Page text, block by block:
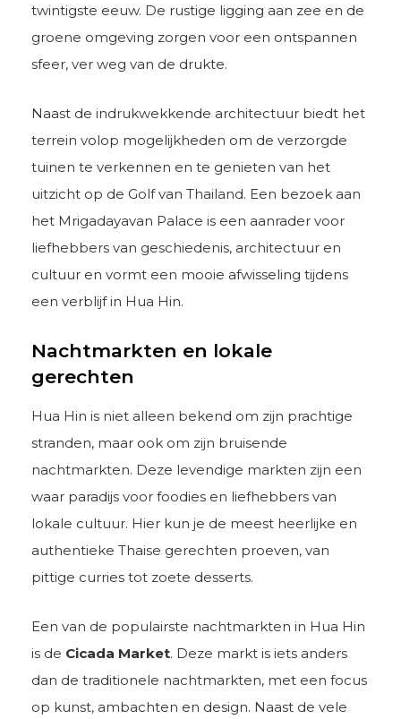
twintigste eeuw. De rustige ligging aan zee en de
groene omgeving zorgen voor een ontspannen
sfeer, ver weg van de drukte.
Naast de indrukwekkende architectuur biedt het
terrein volop mogelijkheden om de verzorgde
tuinen te verkennen en te genieten van het
uitzicht op de Golf van Thailand. Een bezoek aan
het Mrigadayavan Palace is een aanrader voor
liefhebbers van geschiedenis, architectuur en
cultuur en vormt een mooie afwisseling tijdens
een verblijf in Hua Hin.
Nachtmarkten en lokale
gerechten
Hua Hin is niet alleen bekend om zijn prachtige
stranden, maar ook om zijn bruisende
nachtmarkten. Deze levendige markten zijn een
waar paradijs voor foodies en liefhebbers van
lokale cultuur. Hier kun je de meest heerlijke en
authentieke Thaise gerechten proeven, van
pittige curries tot zoete desserts.
Een van de populairste nachtmarkten in Hua Hin
is de Cicada Market. Deze markt is iets anders
dan de traditionele nachtmarkten, met een focus
op kunst, ambachten en design. Naast de vele